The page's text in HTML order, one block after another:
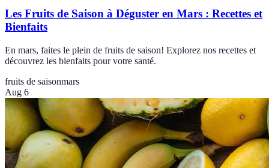
Les Fruits de Saison à Déguster en Mars : Recettes et
Bienfaits
En mars, faites le plein de fruits de saison! Explorez nos recettes et
découvrez les bienfaits pour votre santé.
fruits de saisonmars
Aug 6